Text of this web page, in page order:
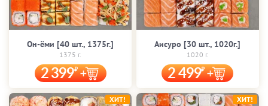
Он-ёми [40 шт., 1375г.]
1375 г.
2 399
Аисуро [30 шт., 1020г.]
1020 г.
2 499
ХИТ! ХИТ!